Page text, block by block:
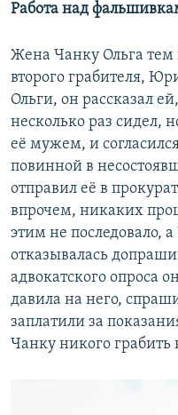
Работа над
Жена Чанку Ольга
второго грабителя,
Ольги, он рассказал
несколько раз сидел,
её мужем, и
повинной в
отправил её в
впрочем, никаких
этим не последовало,
отказывалась
адвокатского опроса
давила на него,
заплатили за
Чанку никого грабить